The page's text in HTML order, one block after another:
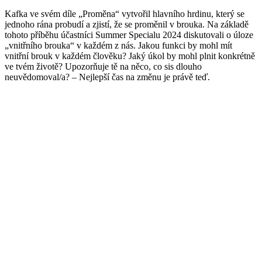
Kafka ve svém díle „Proměna“ vytvořil hlavního hrdinu, který se
jednoho rána probudí a zjistí, že se proměnil v brouka. Na základě
tohoto příběhu účastníci Summer Specialu 2024 diskutovali o úloze
„vnitřního brouka“ v každém z nás. Jakou funkci by mohl mít
vnitřní brouk v každém člověku? Jaký úkol by mohl plnit konkrétně
ve tvém životě? Upozorňuje tě na něco, co sis dlouho
neuvědomoval/a? – Nejlepší čas na změnu je právě teď.